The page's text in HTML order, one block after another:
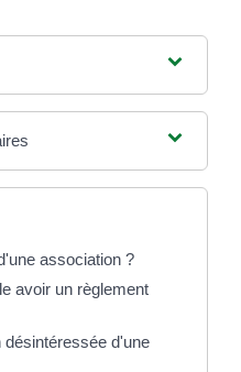
association ?
avoir un règlement
désintéressée d'une